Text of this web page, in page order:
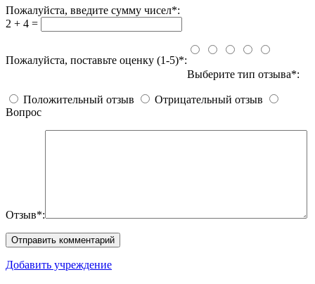
Пожалуйста, введите сумму чисел*:
2 + 4 =
Пожалуйста, поставьте оценку (1-5)*:
Выберите тип отзыва*:
Положительный отзыв
Отрицательный отзыв
Вопрос
Отзыв*:
Добавить учреждение